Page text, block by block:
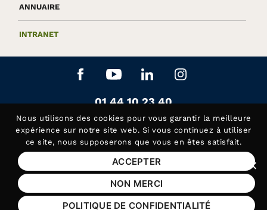
ANNUAIRE
INTRANET
Aller sur le réseau social
Aller sur le réseau social
Aller sur le réseau
Aller sur le
Contactez-nous au
01 44 10 23 40
Siège de la Fédération APAJH
Contactez-nous au
01 44 10 81 50
Handicap Assistance, les lundis et jeudis matin
Mentions légales
Plan du site
Nous utilisons des cookies pour vous garantir la meilleure
expérience sur notre site web. Si vous continuez à utiliser
ce site, nous supposerons que vous en êtes satisfait.
ACCEPTER
NON MERCI
POLITIQUE DE CONFIDENTIALITÉ